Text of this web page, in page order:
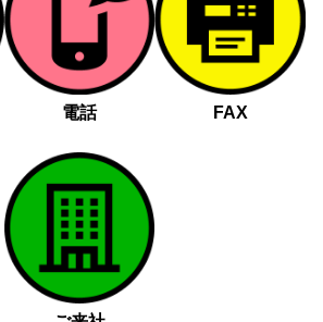
電話 FAX